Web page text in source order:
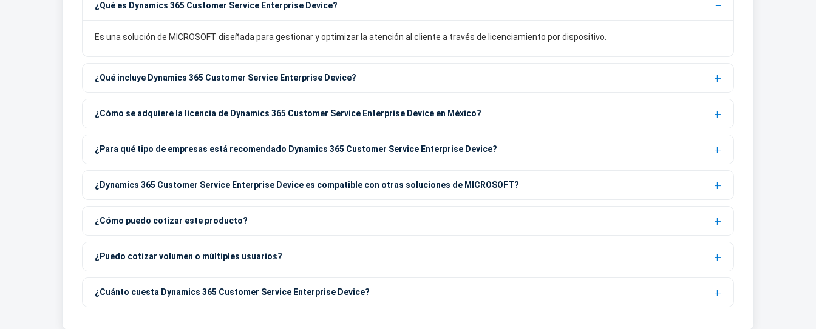
¿Qué es Dynamics 365 Customer Service Enterprise Device?
Es una solución de MICROSOFT diseñada para gestionar y optimizar la atención al cliente a través de licenciamiento por dispositivo.
¿Qué incluye Dynamics 365 Customer Service Enterprise Device?
¿Cómo se adquiere la licencia de Dynamics 365 Customer Service Enterprise Device en México?
¿Para qué tipo de empresas está recomendado Dynamics 365 Customer Service Enterprise Device?
¿Dynamics 365 Customer Service Enterprise Device es compatible con otras soluciones de MICROSOFT?
¿Cómo puedo cotizar este producto?
¿Puedo cotizar volumen o múltiples usuarios?
¿Cuánto cuesta Dynamics 365 Customer Service Enterprise Device?